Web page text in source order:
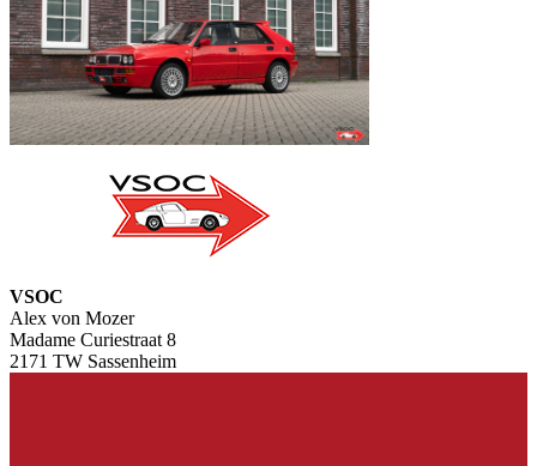
VSOC
Alex von Mozer
Madame Curiestraat 8
2171 TW Sassenheim